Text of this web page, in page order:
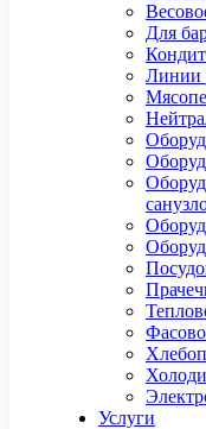
Для
Линии
Услуги